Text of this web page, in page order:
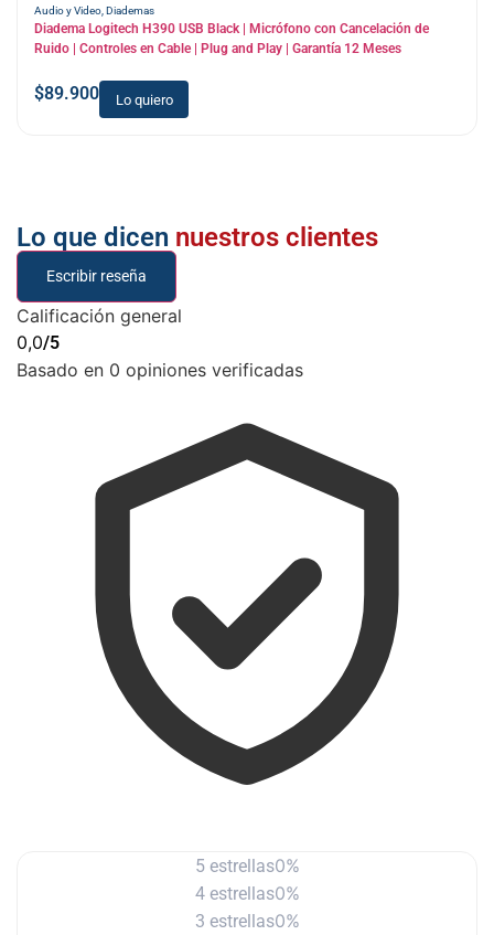
Audio y Video Diademas
Diadema Logitech H390 USB Black | Micrófono con Cancelación de
Ruido | Controles en Cable | Plug and Play | Garantía 12 Meses
$89.900 Lo quiero
Lo que dicen nuestros clientes
Escribir reseña
Calificación general
0,0/5
Basado en 0 opiniones verificadas
5 estrellas0%
4 estrellas0%
3 estrellas0%